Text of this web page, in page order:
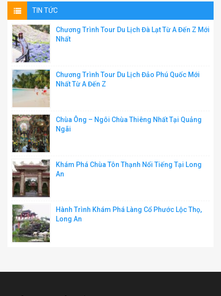
TIN TỨC
Chương Trình Tour Du Lịch Đà Lạt Từ A Đến Z Mới
Nhất
Chương Trình Tour Du Lịch Đảo Phú Quốc Mới
Nhất Từ A Đến Z
Chùa Ông – Ngôi Chùa Thiêng Nhất Tại Quảng
Ngãi
Khám Phá Chùa Tôn Thạnh Nổi Tiếng Tại Long
An
Hành Trình Khám Phá Làng Cổ Phước Lộc Thọ,
Long An